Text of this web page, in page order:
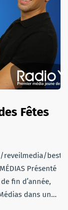
Fêtes
Présenté
fin d’année,
dans un…